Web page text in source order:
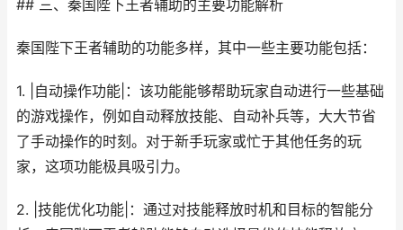
## 三、秦国陛下王者辅助的主要功能解析
秦国陛下王者辅助的功能多样，其中一些主要功能包括：
1. |自动操作功能|：该功能能够帮助玩家自动进行一些基础
的游戏操作，例如自动释放技能、自动补兵等，大大节省
了手动操作的时刻。对于新手玩家或忙于其他任务的玩
家，这项功能极具吸引力。
2. |技能优化功能|：通过对技能释放时机和目标的智能分